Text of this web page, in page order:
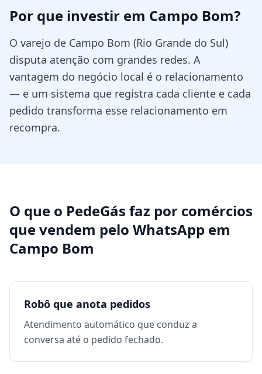
Por que investir em Campo Bom?
O varejo de Campo Bom (Rio Grande do Sul)
disputa atenção com grandes redes. A
vantagem do negócio local é o relacionamento
— e um sistema que registra cada cliente e cada
pedido transforma esse relacionamento em
recompra.
O que o PedeGás faz por comércios
que vendem pelo WhatsApp em
Campo Bom
Robô que anota pedidos
Atendimento automático que conduz a
conversa até o pedido fechado.